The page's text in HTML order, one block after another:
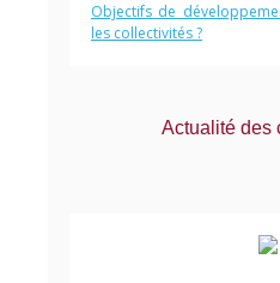
Objectifs de
les collectivités ?
Actualité des